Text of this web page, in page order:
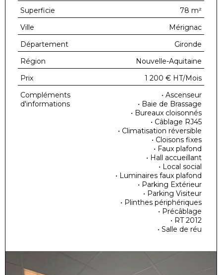
Superficie
78 m²
Ville
Mérignac
Département
Gironde
Région
Nouvelle-Aquitaine
Prix
1 200 € HT/Mois
Compléments
d'informations
• Ascenseur
• Baie de Brassage
• Bureaux cloisonnés
• Câblage RJ45
• Climatisation réversible
• Cloisons fixes
• Faux plafond
• Hall accueillant
• Local social
• Luminaires faux plafond
• Parking Extérieur
• Parking Visiteur
• Plinthes périphériques
• Précâblage
• RT 2012
• Salle de réu